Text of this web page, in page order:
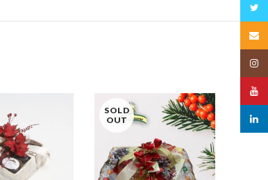
SOLD
OUT
Email